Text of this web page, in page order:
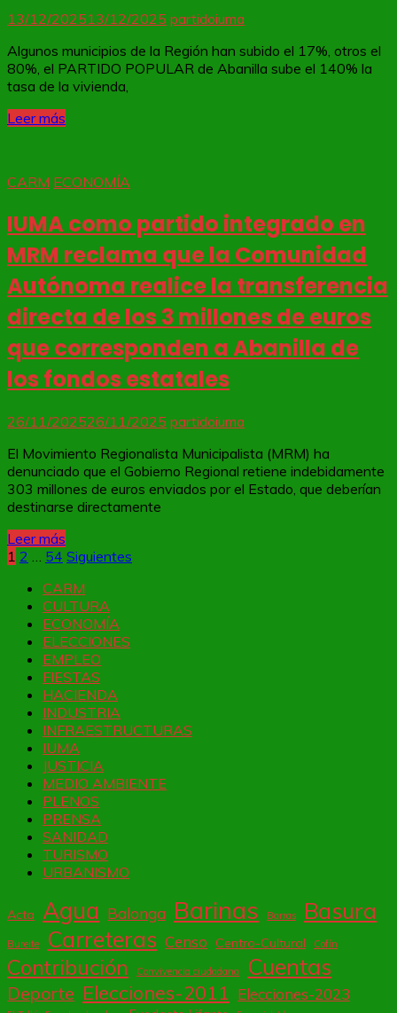
13/12/202513/12/2025 partidoiuma
Algunos municipios de la Región han subido el 17%, otros el
80%, el PARTIDO POPULAR de Abanilla sube el 140% la
tasa de la vivienda,
Leer más
CARM ECONOMÍA
IUMA como partido integrado en
MRM reclama que la Comunidad
Autónoma realice la transferencia
directa de los 3 millones de euros
que corresponden a Abanilla de
los fondos estatales
26/11/202526/11/2025 partidoiuma
El Movimiento Regionalista Municipalista (MRM) ha
denunciado que el Gobierno Regional retiene indebidamente
303 millones de euros enviados por el Estado, que deberían
destinarse directamente
Leer más
Paginación
de
entradas
1 2 … 54 Siguientes
CARM
CULTURA
ECONOMÍA
ELECCIONES
EMPLEO
FIESTAS
HACIENDA
INDUSTRIA
INFRAESTRUCTURAS
IUMA
JUSTICIA
MEDIO AMBIENTE
PLENOS
PRENSA
SANIDAD
TURISMO
URBANISMO
Acta Agua Balonga Barinas Barras Basura
Bureite Carreteras Censo Centro-Cultural Cofín
Contribución Convivencia ciudadana Cuentas
Deporte Elecciones-2011 Elecciones-2023